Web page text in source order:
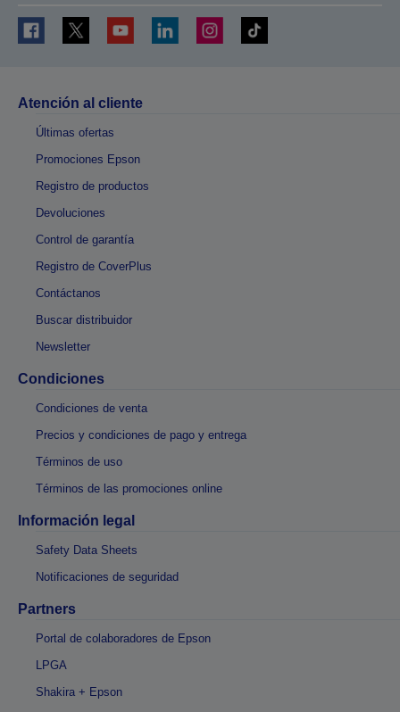
Atención al cliente
Últimas ofertas
Promociones Epson
Registro de productos
Devoluciones
Control de garantía
Registro de CoverPlus
Contáctanos
Buscar distribuidor
Newsletter
Condiciones
Condiciones de venta
Precios y condiciones de pago y entrega
Términos de uso
Términos de las promociones online
Información legal
Safety Data Sheets
Notificaciones de seguridad
Partners
Portal de colaboradores de Epson
LPGA
Shakira + Epson